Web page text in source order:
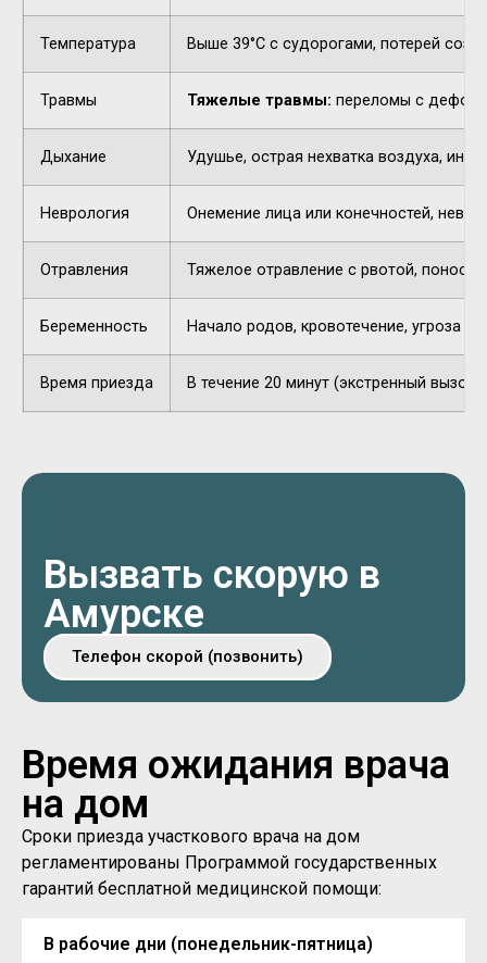
Температура Выше 39°C с судорогами, потерей
Травмы Тяжелые травмы: переломы с
Дыхание Удушье, острая нехватка воздуха,
Неврология Онемение лица или конечностей,
Отравления Тяжелое отравление с рвотой,
Беременность Начало родов, кровотечение, угроза
Время приезда В течение 20 минут (экстренный вызов).
Вызвать скорую в
Амурске
Телефон скорой (позвонить)
Время ожидания врача
на дом
Сроки приезда участкового врача на дом
регламентированы Программой государственных
гарантий бесплатной медицинской помощи:
В рабочие дни (понедельник-пятница)